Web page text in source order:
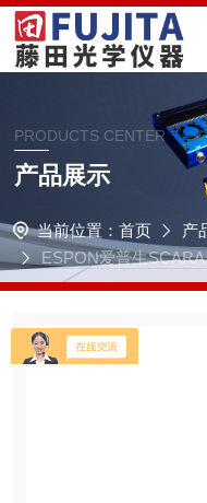
PRODUCTS CENTER
产品展示
当前位置： 首页 产
ESPON爱普生